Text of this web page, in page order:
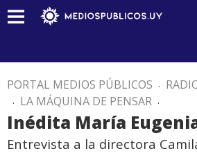
PORTAL MEDIOS PÚBLICOS .
. LA MÁQUINA DE PENSAR .
Inédita María
Entrevista a la directora